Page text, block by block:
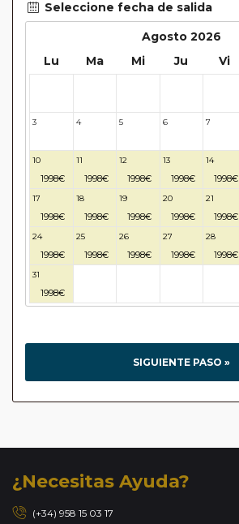
Seleccione fecha de salida
Agosto 2026
Lu Ma Mi Ju Vi
3 4 5 6 7
10
1998€
11
1998€
12
1998€
13
1998€
14
1998€
17
1998€
18
1998€
19
1998€
20
1998€
21
1998€
24
1998€
25
1998€
26
1998€
27
1998€
28
1998€
31
1998€
SIGUIENTE PASO »
¿Necesitas Ayuda?
(+34) 958 15 03 17